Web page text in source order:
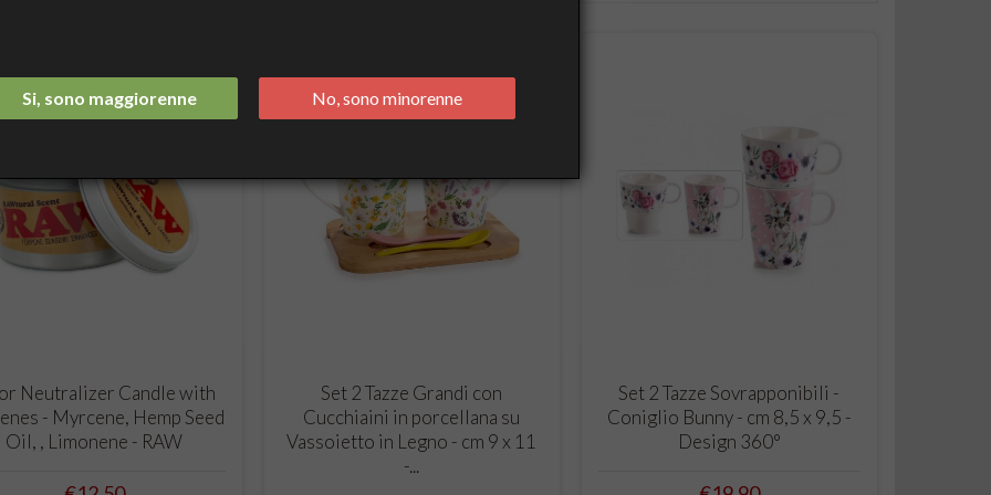
ADD TO CART
Neutralizer Candle with
- Myrcene, Hemp Seed
Oil, , Limonene - RAW
ADD TO CART
Set 2 Tazze Grandi con
Cucchiaini in porcellana su
Vassoietto in Legno - cm 9 x 11
-...
ADD TO CART
Set 2 Tazze Sovrapponibili -
Coniglio Bunny - cm 8,5 x 9,5 -
Design 360°
Si, sono maggiorenne No, sono minorenne